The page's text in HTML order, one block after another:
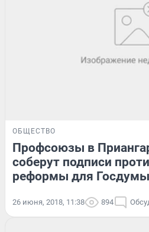
ОБЩЕСТВО
Профсоюзы в
соберут подписи
реформы для Госдумы
26 июня, 2018, 11:38 894